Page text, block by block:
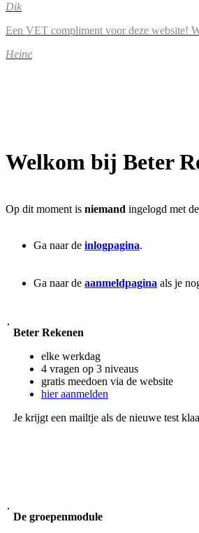
Dik
Een VET compliment voor deze website!
Heine
Welkom bij Beter
Op dit moment is niemand ingelogd met
Ga naar de inlogpagina.
Ga naar de aanmeldpagina als je
Beter Rekenen
elke werkdag
4 vragen op 3 niveaus
gratis meedoen via de website
hier aanmelden
Je krijgt een mailtje als de nieuwe test
De groepenmodule